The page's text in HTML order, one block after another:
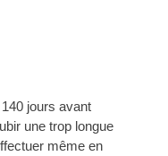
jours avant
une trop longue
même en